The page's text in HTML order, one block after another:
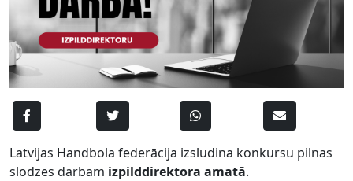
Latvijas Handbola federācija izsludina konkursu pilnas
slodzes darbam izpilddirektora amatā.